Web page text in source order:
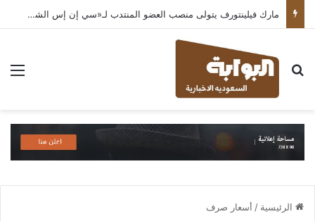
مارك فيلينتورف يتولى منصب العضو المنتدب لـ«سي إن إس الشرق الأوسط» ويشرف على شركات قطاع التكنولوجيا ضمن مجموعة غباش
بحث عن
الرئيسية / أسعار صرف